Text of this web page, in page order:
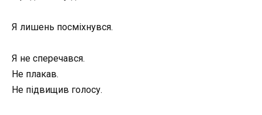
Я лишень посміхнувся.
Я не сперечався.
Не плакав.
Не підвищив голосу.